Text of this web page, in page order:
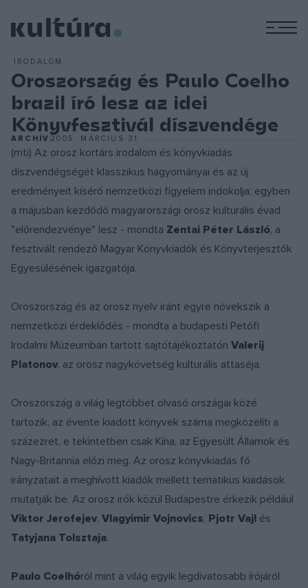
IRODALOM
Oroszország és Paulo Coelho
brazil író lesz az idei
Könyvfesztivál díszvendége
ARCHÍV2005. MÁRCIUS 31.
(mti) Az orosz kortárs irodalom és könyvkiadás
díszvendégségét klasszikus hagyományai és az új
eredményeit kísérő nemzetközi figyelem indokolja; egyben
a májusban kezdődő magyarországi orosz kulturális évad
"előrendezvénye" lesz - mondta Zentai Péter László, a
fesztivált rendező Magyar Könyvkiadók és Könyvterjesztők
Egyesülésének igazgatója.
Oroszország és az orosz nyelv iránt egyre növekszik a
nemzetközi érdeklődés - mondta a budapesti Petőfi
Irodalmi Múzeumban tartott sajtótájékoztatón Valerij
Platonov, az orosz nagykövetség kulturális attaséja.
Oroszország a világ legtöbbet olvasó országai közé
tartozik, az évente kiadott könyvek száma megközelíti a
százezret, e tekintetben csak Kína, az Egyesült Államok és
Nagy-Britannia előzi meg. Az orosz könyvkiadás fő
irányzatait a meghívott kiadók mellett tematikus kiadások
mutatják be. Az orosz irók közül Budapestre érkezik például
Viktor Jerofejev, Vlagyimir Vojnovics, Pjotr Vajl és
Tatyjana Tolsztaja.
Paulo Coelhóról mint a világ egyik legdivatosabb írójáról